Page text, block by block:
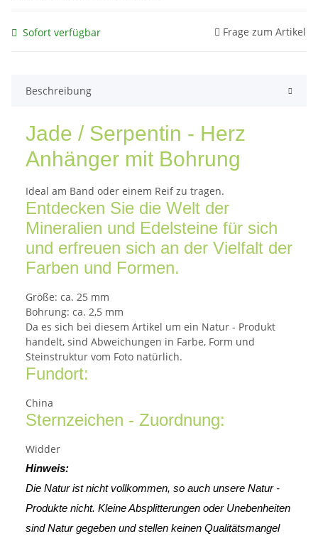
Sofort verfügbar Frage zum Artikel
Beschreibung
Jade / Serpentin - Herz
Anhänger mit Bohrung
Ideal am Band oder einem Reif zu tragen.
Entdecken Sie die Welt der
Mineralien und Edelsteine für sich
und erfreuen sich an der Vielfalt der
Farben und Formen.
Größe: ca. 25 mm
Bohrung: ca. 2,5 mm
Da es sich bei diesem Artikel um ein Natur - Produkt
handelt, sind Abweichungen in Farbe, Form und
Steinstruktur vom Foto natürlich.
Fundort:
China
Sternzeichen - Zuordnung:
Widder
Hinweis:
Die Natur ist nicht vollkommen, so auch unsere Natur -
Produkte nicht. Kleine Absplitterungen oder Unebenheiten
sind Natur gegeben und stellen keinen Qualitätsmangel